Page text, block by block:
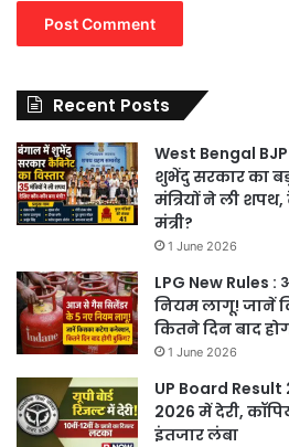
Recent Posts
West Bengal
शुभेंदु सरकार का
मंत्रियों ने ली
मंत्री?
1 June 2026
LPG New
नियम लागू! जानें
कितने दिन बाद
1 June 2026
UP Board Result
2026 में देरी,
इंतजार लंबा